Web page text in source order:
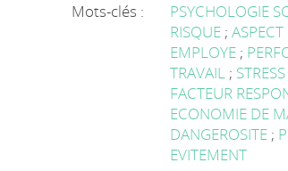
Mots-clés :
PSYCHOLOGIE
RISQUE ;
EMPLOYE ;
TRAVAIL ;
FACTEUR
ECONOMIE DE
DANGEROSITE ;
EVITEMENT